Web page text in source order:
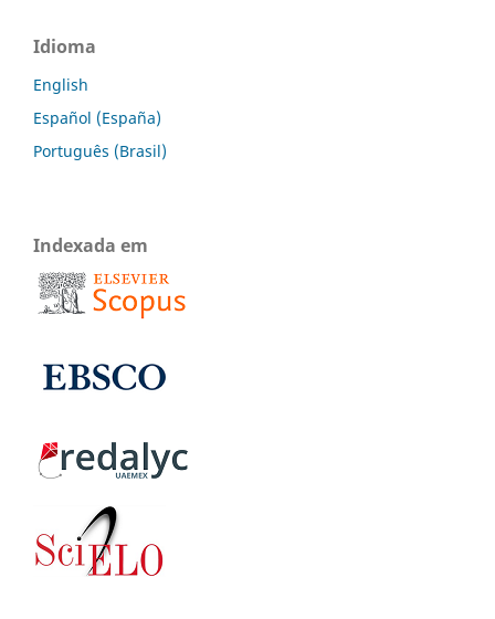
Idioma
English
Español (España)
Português (Brasil)
Indexada em